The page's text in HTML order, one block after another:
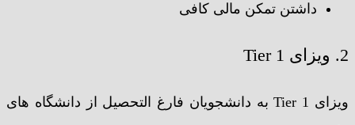
داشتن تمکن مالی کافی
2. ویزای Tier 1
ویزای Tier 1 به دانشجویان فارغ التحصیل از دانشگاه های